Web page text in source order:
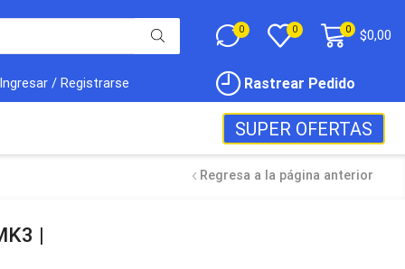
0 0 0 $0,00
Ingresar / Registrarse Rastrear Pedido
SUPER OFERTAS
Regresa a la página anterior
|